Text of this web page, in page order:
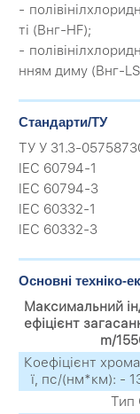
-
ті (Внг-HF);
-
нням диму (Внг-
Стандарти/ТУ
ТУ У 31.3-
IEC 60794-1
IEC 60794-3
IEC 60332-1
IEC 60332-3
Основні техніко-
Максимальний
ефіцієнт
m/
Коефіцієнт
ї, пс/(нм*км): -
Тип